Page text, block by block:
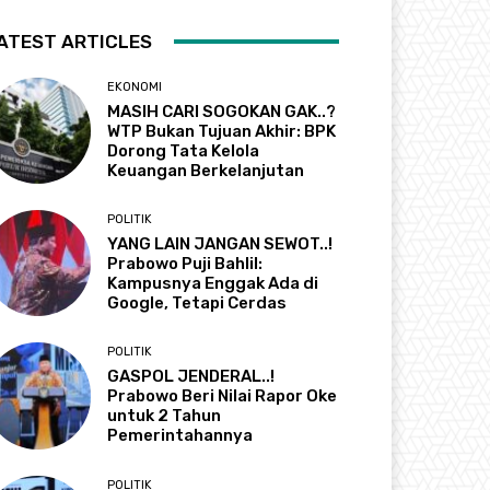
ARTICLES
EKONOMI
MASIH CARI SOGOKAN GAK..?
WTP Bukan Tujuan Akhir: BPK
Dorong Tata Kelola
Keuangan Berkelanjutan
POLITIK
YANG LAIN JANGAN SEWOT..!
Prabowo Puji Bahlil:
Kampusnya Enggak Ada di
Google, Tetapi Cerdas
POLITIK
GASPOL JENDERAL..!
Prabowo Beri Nilai Rapor Oke
untuk 2 Tahun
Pemerintahannya
POLITIK